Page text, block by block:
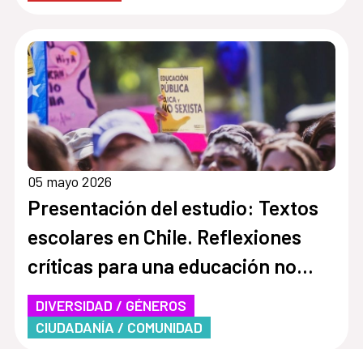
05 mayo 2026
Presentación del estudio: Textos
escolares en Chile. Reflexiones
críticas para una educación no
sexista
DIVERSIDAD / GÉNEROS
CIUDADANÍA / COMUNIDAD